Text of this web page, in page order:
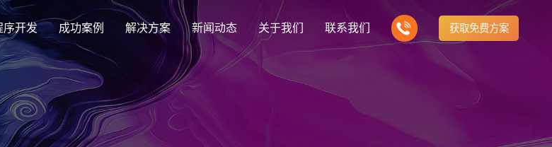
创意品牌型网站建设
企业品牌高端网站设计
企业营销型网站建设
序开发 成功案例
集团上市网站 行业门户网站
解决方案
解决方案
定制化视觉设计与互动策划方案 多样化产品总有一个满足你的需求
新闻动态
最新签约 建站知识
关于我们
公司介绍 公司团队
联系我们 获取免费方案